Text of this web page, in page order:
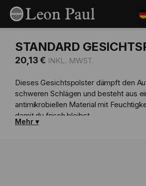
Zum
Inhalt
springen
STANDARD
20,13 €
Dieses Gesichtspolster dämpft den
schweren Schlägen und besteht aus
antimikrobiellen Material mit
damit du frisch bleibst.
Mehr